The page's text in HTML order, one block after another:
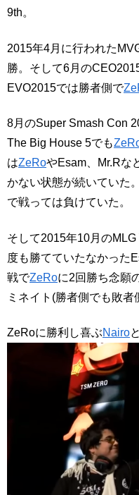
9th。
2015年4月に行われた
勝。そして6月の
EVO2015では勝者側で
8月のSuper Smash Con
The Big House 5でも
はZeRoやEsam、Mr.Rな
かない状態が続いていた
で戦っては負けていた。
そして2015年10月の
度も勝てていたなかった
戦でZeRoに2回勝ち念願
ミネイト(勝者側でも敗者
ZeRoに勝利し喜ぶNairo